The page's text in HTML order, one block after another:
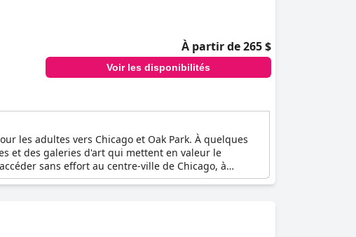
À partir de 265 $
Voir les disponibilités
les adultes vers Chicago et Oak Park. À quelques
et des galeries d'art qui mettent en valeur le
sans effort au centre-ville de Chicago, à
exclusivement pour les adultes. Il s'agit donc
locale et faits à la main. Plongez dans
d'une expérience mémorable.